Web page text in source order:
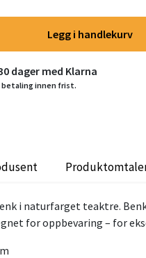
Legg i handlekurv
dager med Klarna
innen frist.
i naturfarget teaktre.
for oppbevaring – for